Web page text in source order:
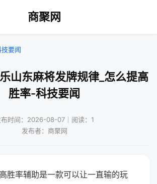
商聚网
技要闻
山东麻将发牌规律_怎么提高
胜率-科技要闻
布时间：2026-08-07｜阅读：1
发布者：商聚网
胜率辅助是一款可以让一直输的玩